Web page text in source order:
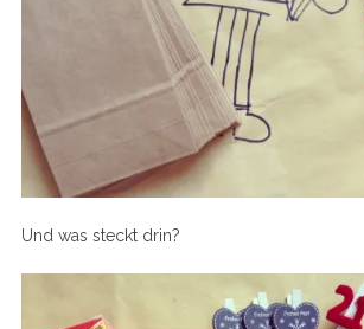
Und was steckt drin?